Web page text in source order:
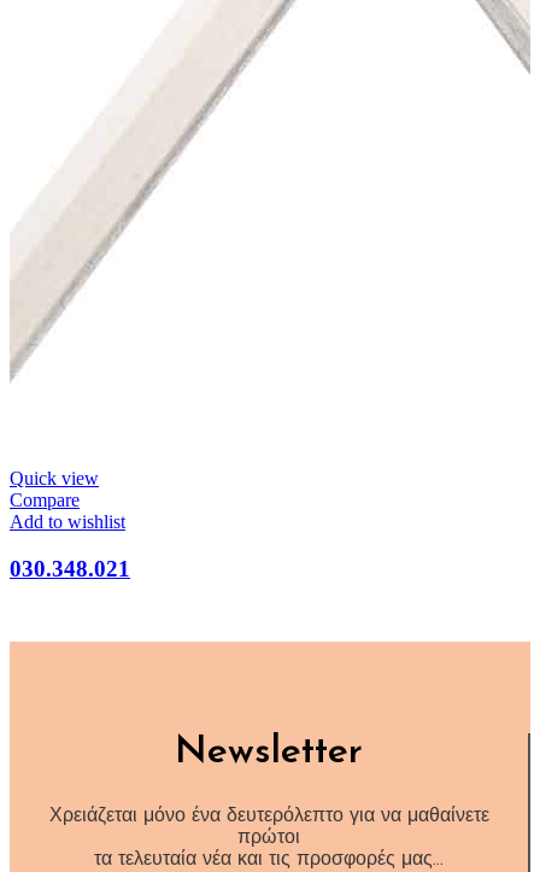
Quick view
Compare
Add to wishlist
030.348.021
Newsletter
Χρειάζεται μόνο ένα δευτερόλεπτο για να μαθαίνετε
πρώτοι
τα τελευταία νέα και τις προσφορές μας…